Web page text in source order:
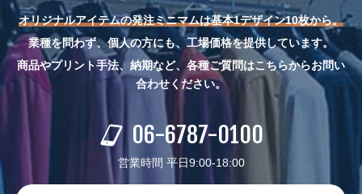
オリジナルアイテムの発注ミニマムは基本1デザイン10枚から。
業種を問わず、個人の方にも、工場価格を提供しています。
商品やプリント手法、納期など、各種ご質問はこちらからお問い
合わせください。
06-6787-0100
営業時間 平日9:00-18:00